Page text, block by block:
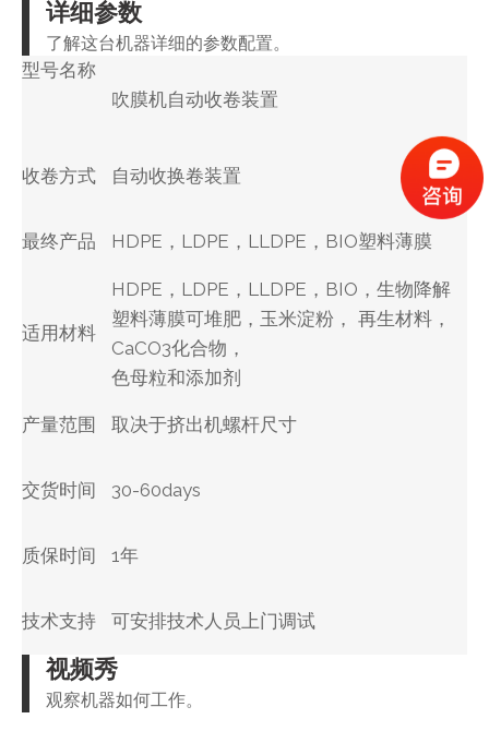
详细参数
了解这台机器详细的参数配置。
型号名称
吹膜机自动收卷装置
收卷方式 自动收换卷装置
最终产品 HDPE，LDPE，LLDPE，BIO塑料薄膜
适用材料
HDPE，LDPE，LLDPE，BIO， 生物降解
塑料薄膜可堆肥，玉米淀粉， 再生材料，
CaCO3化合物，
色母粒和添加剂
产量范围 取决于挤出机螺杆尺寸
交货时间 30-60days
质保时间 1年
技术支持 可安排技术人员上门调试
视频秀
观察机器如何工作。